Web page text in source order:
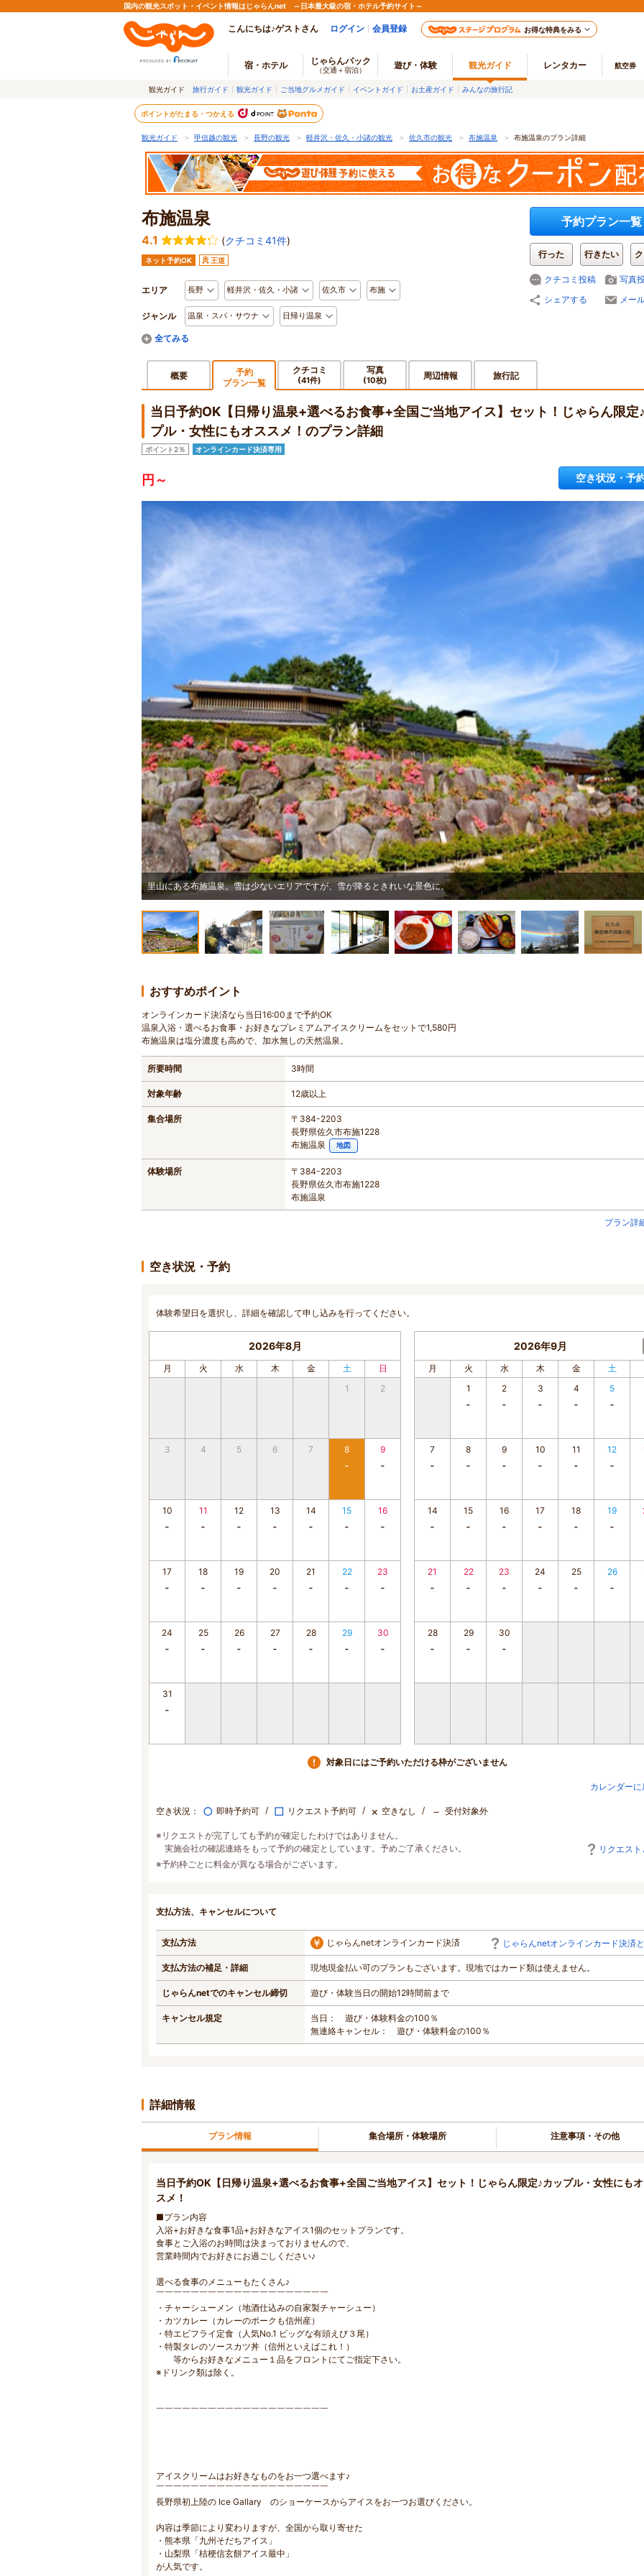
国内の観光スポット・イベント情報はじゃらんnet ～日本最大級の宿・ホテル予約サイト～
こんにちは♪ゲストさん ログイン 会員登録 お得な特典をみる
宿・ホテル じゃらんパック
（交通＋宿泊） 遊び・体験 観光ガイド レンタカー 航空券
観光ガイド 旅行ガイド 観光ガイド ご当地グルメガイド イベントガイド お土産ガイド みんなの旅行記
ポイントがたまる・つかえる
観光ガイド ＞ 甲信越の観光 ＞ 長野の観光 ＞ 軽井沢・佐久・小諸の観光 ＞ 佐久市の観光 ＞ 布施温泉 ＞ 布施温泉のプラン詳細
布施温泉
4.1 (クチコミ41件)
ネット予約OK 王道
エリア 長野 軽井沢・佐久・小諸 佐久市 布施
ジャンル 温泉・スパ・サウナ 日帰り温泉
予約プラン一覧
行った 行きたい
クチコミ投稿
写真
シェアする
メー
概要
予約
プラン一覧
クチコミ
(41件)
写真
(10枚) 周辺情報 旅行記
当日予約OK【日帰り温泉+選べるお食事+全国ご当地アイス】セット！じゃらん限定
プル・女性にもオススメ！のプラン詳細
ポイント2％ オンラインカード決済専用
円～ 空き状況・予
里山にある布施温泉。雪は少ないエリアですが、雪が降るときれいな景色に。
おすすめポイント
オンラインカード決済なら当日16:00まで予約OK
温泉入浴・選べるお食事・お好きなプレミアムアイスクリームをセットで1,580円
布施温泉は塩分濃度も高めで、加水無しの天然温泉。
所要時間 3時間
対象年齢 12歳以上
集合場所
〒384-2203
長野県佐久市布施1228
布施温泉
地図
体験場所
〒384-2203
長野県佐久市布施1228
布施温泉
プラン詳
空き状況・予約
体験希望日を選択し、詳細を確認して申し込みを行ってください。
2026年8月
月 火 水 木 金 土
日
1
2
3 4 5 6 7 8 9
10 11 12 13 14 15 16
17 18 19 20 21 22 23
24 25 26 27 28 29 30
31
2026年9月
月 火 水 木 金 土
1
2 3 4 5
7 8 9 10 11 12
14 15 16 17 18 19
21 22 23 24 25 26
28 29 30
対象日にはご予約いただける枠がございません
カレンダーに
空き状況： ○ 即時予約可 □ リクエスト予約可 × 空きなし － 受付対象外
※リクエストが完了しても予約が確定したわけではありません。
実施会社の確認連絡をもって予約の確定としています。予めご了承ください。
リクエス
※予約枠ごとに料金が異なる場合がございます。
支払方法、キャンセルについて
支払方法 じゃらんnetオンラインカード決済 じゃらんnetオンラインカード決済
支払方法の補足・詳細 現地現金払い可のプランもございます。現地ではカード類は使えません。
じゃらんnetでのキャンセル締切 遊び・体験当日の開始12時間前まで
キャンセル規定
当日： 遊び・体験料金の100％
無連絡キャンセル： 遊び・体験料金の100％
詳細情報
プラン情報 集合場所・体験場所 注意事項・その他
当日予約OK【日帰り温泉+選べるお食事+全国ご当地アイス】セット！じゃらん限定♪カップル・女性にも
スメ！
■プラン内容
入浴+お好きな食事1品+お好きなアイス1個のセットプランです。
食事とご入浴のお時間は決まっておりませんので、
営業時間内でお好きにお過ごしください♪
選べる食事のメニューもたくさん♪
￣￣￣￣￣￣￣￣￣￣￣￣￣￣￣￣￣￣￣￣
・チャーシューメン（地酒仕込みの自家製チャーシュー）
・カツカレー（カレーのポークも信州産）
・特エビフライ定食（人気No.1 ビッグな有頭えび３尾）
・特製タレのソースカツ丼（信州といえばこれ！）
等からお好きなメニュー１品をフロントにてご指定下さい。
※ドリンク類は除く。
￣￣￣￣￣￣￣￣￣￣￣￣￣￣￣￣￣￣￣￣
アイスクリームはお好きなものをお一つ選べます♪
￣￣￣￣￣￣￣￣￣￣￣￣￣￣￣￣￣￣￣￣
長野県初上陸の Ice Gallary のショーケースからアイスをお一つお選びください。
内容は季節により変わりますが、全国から取り寄せた
・熊本県「九州そだちアイス」
・山梨県「桔梗信玄餅アイス最中」
が人気です。